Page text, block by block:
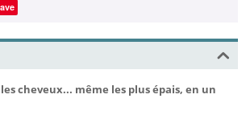
cheveux... même les plus épais, en un